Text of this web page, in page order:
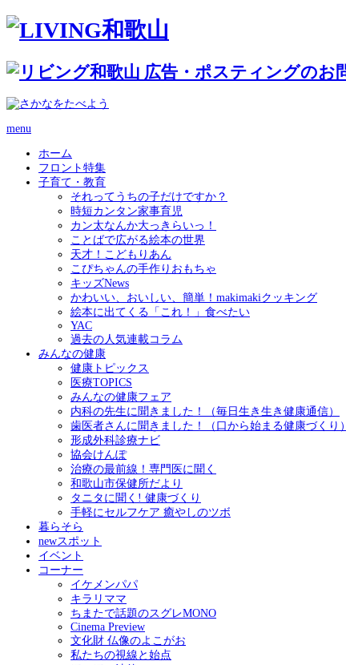
menu
ホーム
フロント特集
子育て・教育
それってうちの子だけですか？
時短カンタン家事育児
カン太なんか大っきらいっ！
ことばで広がる絵本の世界
天才！こどもりあん
こぴちゃんの手作りおもちゃ
キッズNews
かわいい、おいしい、簡単！makimakiクッキング
絵本に出てくる「これ！」食べたい
YAC
過去の人気連載コラム
みんなの健康
健康トピックス
医療TOPICS
みんなの健康フェア
内科の先生に聞きました！（毎日生き生き健康通信）
歯医者さんに聞きました！（口から始まる健康づくり）
形成外科診療ナビ
協会けんぽ
治療の最前線！専門医に聞く
和歌山市保健所だより
タニタに聞く! 健康づくり
手軽にセルフケア 癒やしのツボ
暮らそら
newスポット
イベント
コーナー
イケメンパパ
キラリママ
ちまたで話題のスグレMONO
Cinema Preview
文化財 仏像のよこがお
私たちの視線と始点